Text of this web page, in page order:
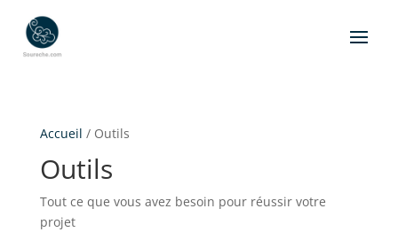
Accueil / Outils
Outils
Tout ce que vous avez besoin pour réussir votre
projet